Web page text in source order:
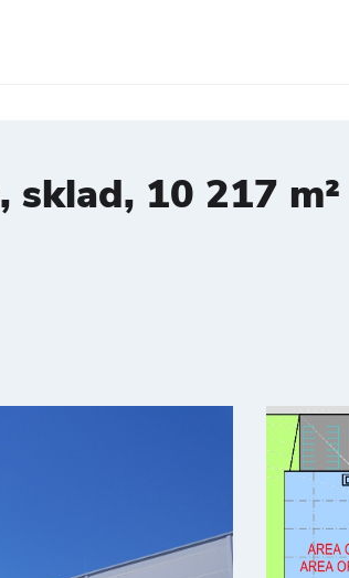
10 217 m²